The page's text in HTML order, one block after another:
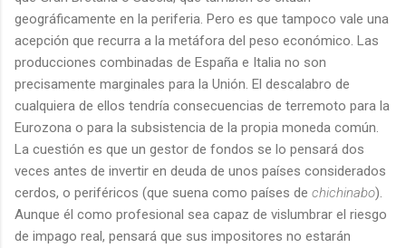
geográficamente en la periferia. Pero es que tampoco vale una
acepción que recurra a la metáfora del peso económico. Las
producciones combinadas de España e Italia no son
precisamente marginales para la Unión. El descalabro de
cualquiera de ellos tendría consecuencias de terremoto para la
Eurozona o para la subsistencia de la propia moneda común.
La cuestión es que un gestor de fondos se lo pensará dos
veces antes de invertir en deuda de unos países considerados
cerdos, o periféricos (que suena como países de chichinabo).
Aunque él como profesional sea capaz de vislumbrar el riesgo
de impago real, pensará que sus impositores no estarán